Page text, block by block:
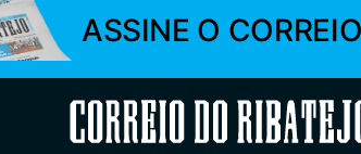
ASSINE O
Correio do Ribatejo